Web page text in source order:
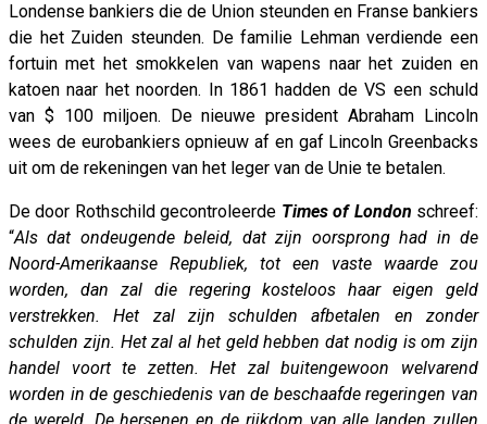
Londense bankiers die de Union steunden en Franse bankiers
die het Zuiden steunden. De familie Lehman verdiende een
fortuin met het smokkelen van wapens naar het zuiden en
katoen naar het noorden. In 1861 hadden de VS een schuld
van $ 100 miljoen. De nieuwe president Abraham Lincoln
wees de eurobankiers opnieuw af en gaf Lincoln Greenbacks
uit om de rekeningen van het leger van de Unie te betalen.
De door Rothschild gecontroleerde Times of London schreef:
“Als dat ondeugende beleid, dat zijn oorsprong had in de
Noord-Amerikaanse Republiek, tot een vaste waarde zou
worden, dan zal die regering kosteloos haar eigen geld
verstrekken. Het zal zijn schulden afbetalen en zonder
schulden zijn. Het zal al het geld hebben dat nodig is om zijn
handel voort te zetten. Het zal buitengewoon welvarend
worden in de geschiedenis van de beschaafde regeringen van